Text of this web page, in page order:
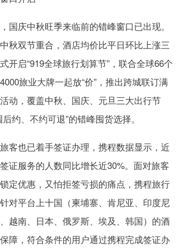
国庆中秋旺季来临前的错峰窗口已出现。
秋双节重合，酒店均价比平日环比上涨三
开启“919全球旅行划算节”，联合全球66个
旅业大牌一起放“价”，推出跨城联订满
动，覆盖中秋、国庆、元旦三大出行节
约、不约可退”的错峰囤货选择。
客也已着手签证办理，携程数据显示，近
证服务的人数同比增长近30%。面对旅客
定优惠，又怕拒签亏损的痛点，携程旅行
对平台上十国（柬埔寨、肯尼亚、印度尼
越南、日本、俄罗斯、埃及、韩国）的酒
障，符合条件的用户通过携程完成签证办